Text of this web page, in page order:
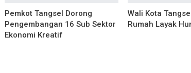
Pemkot Tangsel Dorong
Pengembangan 16 Sub Sektor
Ekonomi Kreatif
Wali Kota
Rumah Layak